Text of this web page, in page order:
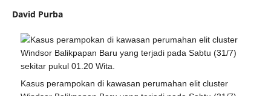
David Purba
Kasus perampokan di kawasan perumahan elit cluster